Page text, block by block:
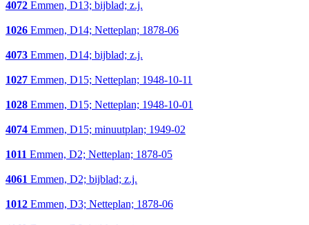
4072 Emmen, D13; bijblad; z.j.
1026 Emmen, D14; Netteplan; 1878-06
4073 Emmen, D14; bijblad; z.j.
1027 Emmen, D15; Netteplan; 1948-10-11
1028 Emmen, D15; Netteplan; 1948-10-01
4074 Emmen, D15; minuutplan; 1949-02
1011 Emmen, D2; Netteplan; 1878-05
4061 Emmen, D2; bijblad; z.j.
1012 Emmen, D3; Netteplan; 1878-06